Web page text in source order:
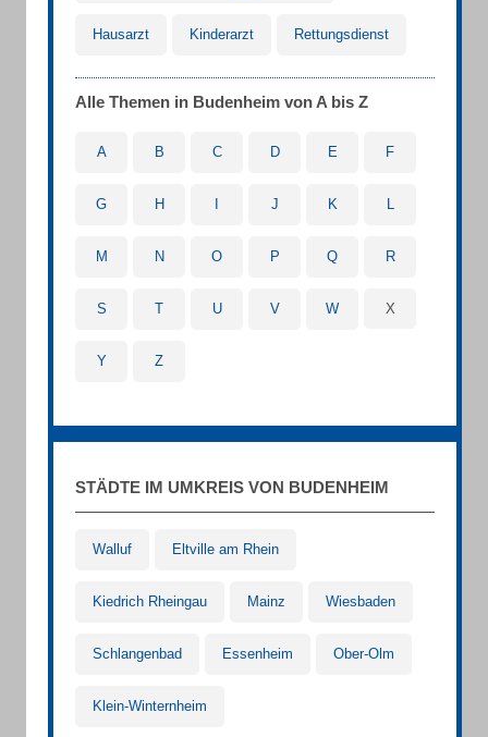
Hausarzt Kinderarzt Rettungsdienst
Alle Themen in Budenheim von A bis Z
A B C D E F
G H J K L
M N O P Q R
S T U V W X
Y Z
STÄDTE IM UMKREIS VON BUDENHEIM
Walluf Eltville am Rhein
Kiedrich Rheingau Mainz Wiesbaden
Schlangenbad Essenheim Ober-Olm
Klein-Winternheim